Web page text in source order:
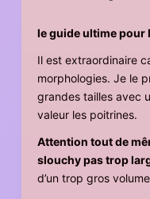
le guide ultime pour
Il est extraordinaire
morphologies. Je le
grandes tailles avec
valeur les poitrines.
Attention tout de
slouchy pas trop
d’un trop gros